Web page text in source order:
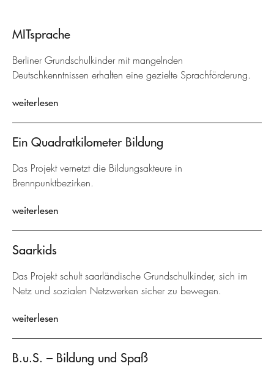
MITsprache
Berliner Grundschulkinder mit mangelnden
Deutschkenntnissen erhalten eine gezielte Sprachförderung.
weiterlesen
Ein Quadratkilometer Bildung
Das Projekt vernetzt die Bildungsakteure in
Brennpunktbezirken.
weiterlesen
Saarkids
Das Projekt schult saarländische Grundschulkinder, sich im
Netz und sozialen Netzwerken sicher zu bewegen.
weiterlesen
B.u.S. – Bildung und Spaß